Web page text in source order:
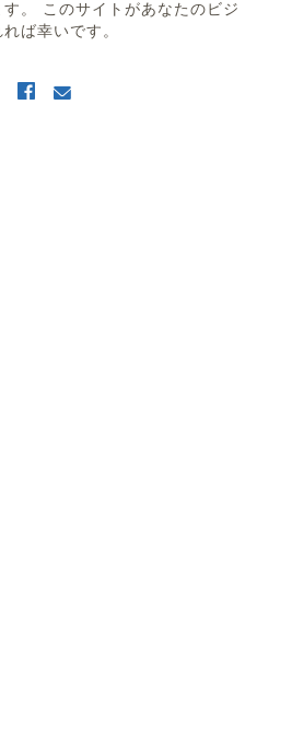
。 このサイトがあなたのビジ
ば幸いです。